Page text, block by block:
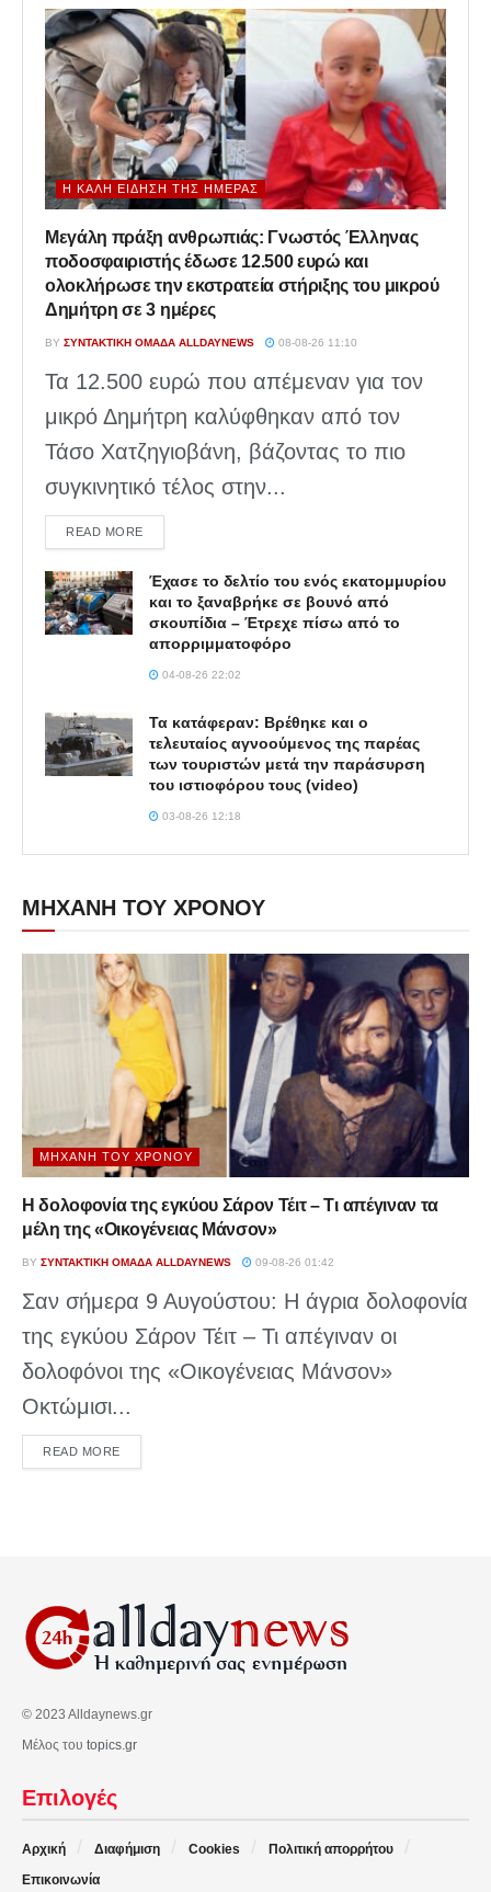
Η ΚΑΛΉ ΕΊΔΗΣΗ ΤΗΣ ΗΜΈΡΑΣ
Μεγάλη πράξη ανθρωπιάς: Γνωστός Έλληνας
ποδοσφαιριστής έδωσε 12.500 ευρώ και
ολοκλήρωσε την εκστρατεία στήριξης του μικρού
Δημήτρη σε 3 ημέρες
BY ΣΥΝΤΑΚΤΙΚΉ ΟΜΆΔΑ ALLDAYNEWS 08-08-26 11:10
Τα 12.500 ευρώ που απέμεναν για τον
μικρό Δημήτρη καλύφθηκαν από τον
Τάσο Χατζηγιοβάνη, βάζοντας το πιο
συγκινητικό τέλος στην...
READ MOREDETAILS
Έχασε το δελτίο του ενός εκατομμυρίου
και το ξαναβρήκε σε βουνό από
σκουπίδια – Έτρεχε πίσω από το
απορριμματοφόρο
04-08-26 22:02
Τα κατάφεραν: Βρέθηκε και ο
τελευταίος αγνοούμενος της παρέας
των τουριστών μετά την παράσυρση
του ιστιοφόρου τους (video)
03-08-26 12:18
ΜΗΧΑΝΗ ΤΟΥ ΧΡΟΝΟΥ
ΜΗΧΑΝΉ ΤΟΥ ΧΡΌΝΟΥ
Η δολοφονία της εγκύου Σάρον Τέιτ – Τι απέγιναν τα
μέλη της «Οικογένειας Μάνσον»
BY ΣΥΝΤΑΚΤΙΚΉ ΟΜΆΔΑ ALLDAYNEWS 09-08-26 01:42
Σαν σήμερα 9 Αυγούστου: Η άγρια δολοφονία
της εγκύου Σάρον Τέιτ – Τι απέγιναν οι
δολοφόνοι της «Οικογένειας Μάνσον»
Οκτώμισι...
READ MOREDETAILS
© 2023 Alldaynews.gr
Μέλος του topics.gr
Επιλογές
Αρχική Διαφήμιση Cookies
Πολιτική απορρήτου
Επικοινωνία